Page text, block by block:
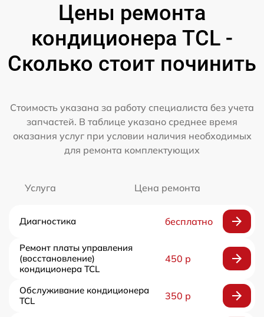
Цены ремонта
кондиционера TCL -
Сколько стоит починить
Стоимость указана за работу специалиста без учета
запчастей. В таблице указано среднее время
оказания услуг при условии наличия необходимых
для ремонта комплектующих
Услуга Цена ремонта
Диагностика бесплатно
Ремонт платы управления
(восстановление)
кондиционера TCL
450 р
Обслуживание кондиционера
TCL
350 р